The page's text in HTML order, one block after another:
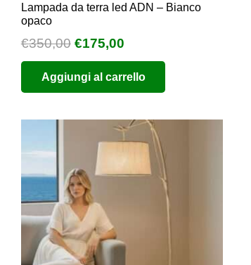
Lampada da terra led ADN – Bianco
opaco
€350,00 Il
prezzo
originale
era:
€175,00Il
prezzo
attuale
è:
Aggiungi al carrello